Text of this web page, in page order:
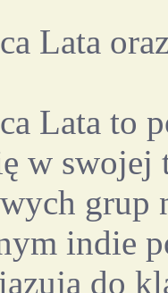
Lata
Lata to
w swojej
grup
indie
do